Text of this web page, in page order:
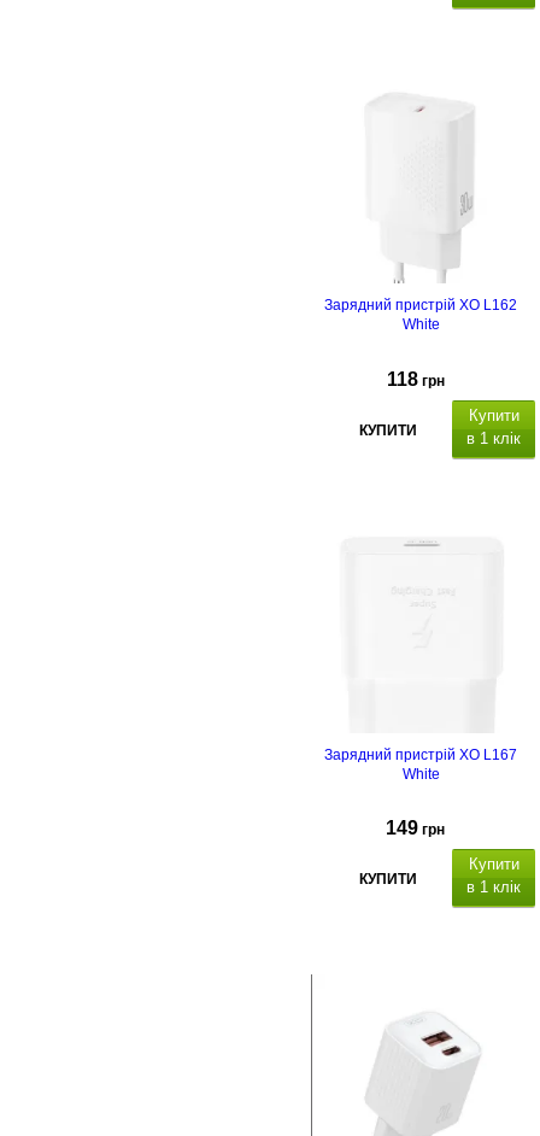
Вхідний інтерфейс: USB Type C
Зарядний пристрій XO L162
White
118 грн
КУПИТИ
Купити
в 1 клік
Зарядний пристрій XO L167
White
149 грн
КУПИТИ
Купити
в 1 клік